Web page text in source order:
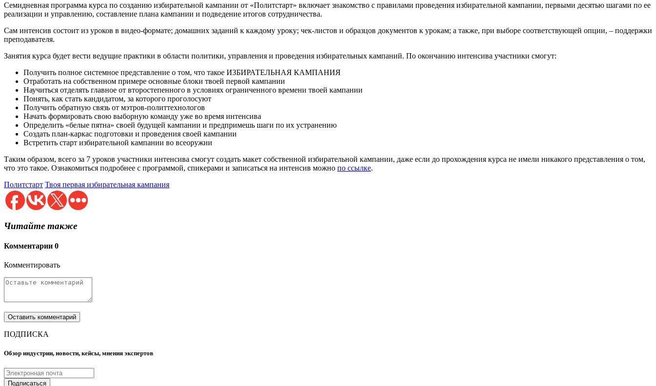
Семидневная программа курса по созданию избирательной кампании от «Политстарт» включает знакомство с правилами проведения избирательной кампании, первыми десятью шагами по ее
реализации и управлению, составление плана кампании и подведение итогов сотрудничества.
Сам интенсив состоит из уроков в видео-формате; домашних заданий к каждому уроку; чек-листов и образцов документов к урокам; а также, при выборе соответствующей опции, – поддержки
преподавателя.
Занятия курса будет вести ведущие практики в области политики, управления и проведения избирательных кампаний. По окончанию интенсива участники смогут:
Получить полное системное представление о том, что такое ИЗБИРАТЕЛЬНАЯ КАМПАНИЯ
Отработать на собственном примере основные блоки твоей первой кампании
Научиться отделять главное от второстепенного в условиях ограниченного времени твоей кампании
Понять, как стать кандидатом, за которого проголосуют
Получить обратную связь от мэтров-политтехнологов
Начать формировать свою выборную команду уже во время интенсива
Определить «белые пятна» своей будущей кампании и предпримешь шаги по их устранению
Создать план-каркас подготовки и проведения своей кампании
Встретить старт избирательной кампании во всеоружии
Таким образом, всего за 7 уроков участники интенсива смогут создать макет собственной избирательной кампании, даже если до прохождения курса не имели никакого представления о том,
что это такое. Ознакомиться подробнее с программой, спикерами и записаться на интенсив можно по ссылке.
Политстарт Твоя первая избирательная кампания
Читайте также
Комментарии 0
Комментировать
ПОДПИСКА
Обзор индустрии, новости, кейсы, мнения экспертов